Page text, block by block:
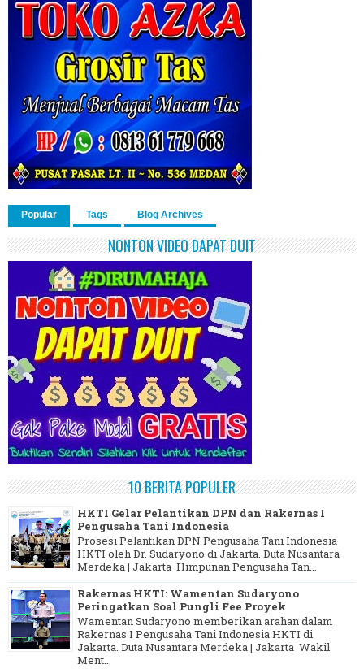
Popular Tags Blog Archives
NONTON VIDEO DAPAT DUIT
10 BERITA POPULER
HKTI Gelar Pelantikan DPN dan Rakernas I
Pengusaha Tani Indonesia
Prosesi Pelantikan DPN Pengusaha Tani Indonesia
HKTI oleh Dr. Sudaryono di Jakarta. Duta Nusantara
Merdeka | Jakarta Himpunan Pengusaha Tan...
Rakernas HKTI: Wamentan Sudaryono
Peringatkan Soal Pungli Fee Proyek
Wamentan Sudaryono memberikan arahan dalam
Rakernas I Pengusaha Tani Indonesia HKTI di
Jakarta. Duta Nusantara Merdeka | Jakarta Wakil
Ment...